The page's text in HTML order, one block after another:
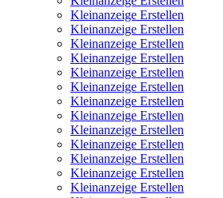
Kleinanzeige Erstellen
Kleinanzeige Erstellen
Kleinanzeige Erstellen
Kleinanzeige Erstellen
Kleinanzeige Erstellen
Kleinanzeige Erstellen
Kleinanzeige Erstellen
Kleinanzeige Erstellen
Kleinanzeige Erstellen
Kleinanzeige Erstellen
Kleinanzeige Erstellen
Kleinanzeige Erstellen
Kleinanzeige Erstellen